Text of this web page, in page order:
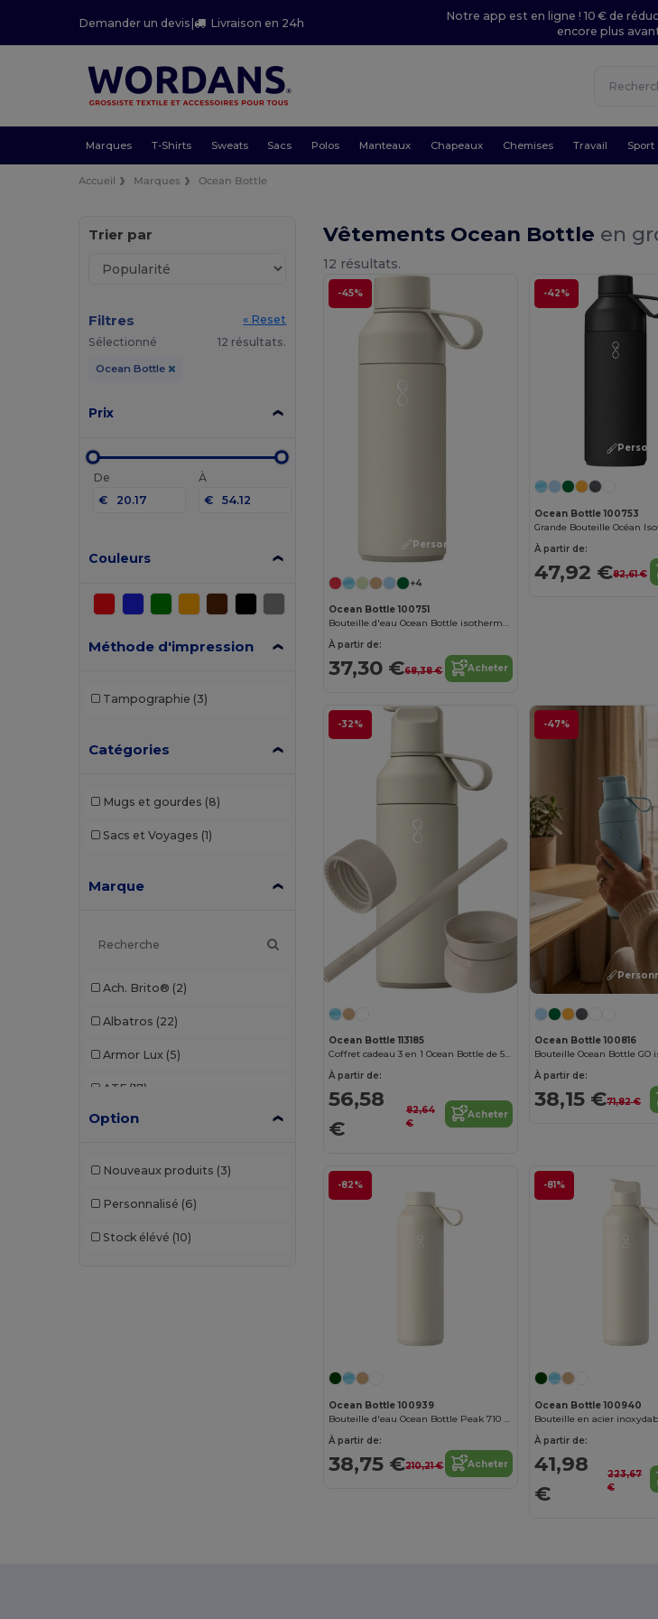
Demander un devis| Livraison en 24h
Notre app est en ligne ! 10 € de
encore plus
Marques T-Shirts Sweats Sacs Polos Manteaux Chapeaux Chemises Travail Sport
Accueil Marques Ocean Bottle
Trier par
Filtres
« Reset
Sélectionné
12 résultats.
Ocean Bottle
Prix
De
€
À
€
Couleurs
Méthode d'impression
Tampographie (3)
Catégories
Mugs et gourdes (8)
Sacs et Voyages (1)
Marque
Ach. Brito® (2)
Albatros (22)
Armor Lux (5)
ATF (17)
Atlantis
Option
Nouveaux produits (3)
Personnalisé (6)
Stock élévé (10)
Vêtements Ocean Bottle en
12 résultats.
-45%
Personnalisez-le !
+4
Ocean Bottle 100751
Bouteille d'eau Ocean Bottle isotherme de 500 ml
À partir de:
37,30 €68,38 € Acheter
-42%
Ocean Bottle 100753
À partir de:
47,92 €82,61 €
-32%
Ocean Bottle 113185
Coffret cadeau 3 en 1 Ocean Bottle de 500 ml
À partir de:
56,58
€
82,64
€
Acheter
-47%
Ocean Bottle 100816
À partir de:
38,15 €71,82 €
-82%
Ocean Bottle 100939
Bouteille d'eau Ocean Bottle Peak 710 ml
À partir de:
38,75 €210,21 € Acheter
-81%
Ocean Bottle 100940
À partir de:
41,98
€
223,67
€